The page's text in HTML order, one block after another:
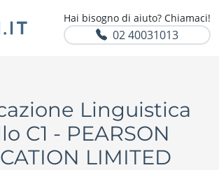
Hai bisogno di aiuto? Chiamaci!
02 40031013
Linguistica
C1 - PEARSON
LIMITED